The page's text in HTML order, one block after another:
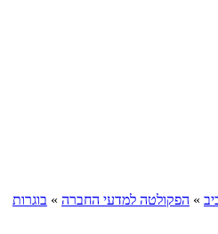
» הפקולטה למדעי החברה » בוגרות